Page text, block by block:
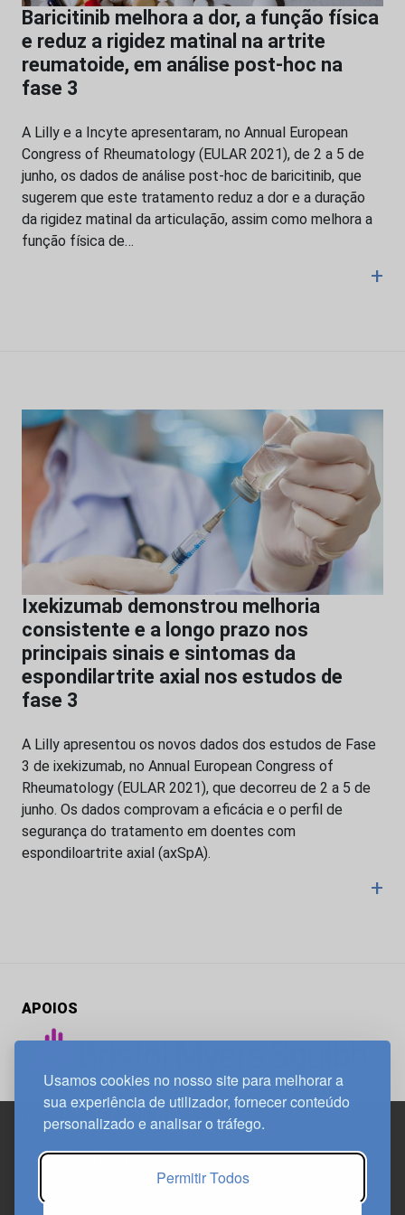
Usamos cookies no nosso site para melhorar a
sua experiência de utilizador, fornecer conteúdo
personalizado e analisar o tráfego.
Permitir Todos
Baricitinib melhora a dor, a função física
e reduz a rigidez matinal na artrite
reumatoide, em análise post-hoc na
fase 3
A Lilly e a Incyte apresentaram, no Annual European
Congress of Rheumatology (EULAR 2021), de 2 a 5 de
junho, os dados de análise post-hoc de baricitinib, que
sugerem que este tratamento reduz a dor e a duração
da rigidez matinal da articulação, assim como melhora a
função física de…
+
Ixekizumab demonstrou melhoria
consistente e a longo prazo nos
principais sinais e sintomas da
espondilartrite axial nos estudos de
fase 3
A Lilly apresentou os novos dados dos estudos de Fase
3 de ixekizumab, no Annual European Congress of
Rheumatology (EULAR 2021), que decorreu de 2 a 5 de
junho. Os dados comprovam a eficácia e o perfil de
segurança do tratamento em doentes com
espondiloartrite axial (axSpA).
+
APOIOS
Edif. Lisboa Oriente | Av. Infante D. Henrique, n.º 333H, esc.
1800-282 Lisboa | Portugal